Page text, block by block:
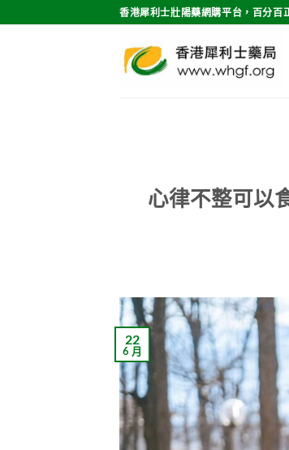
to
香港犀利士壯陽藥網購平台，百分百
心律不整可以
22
6 月